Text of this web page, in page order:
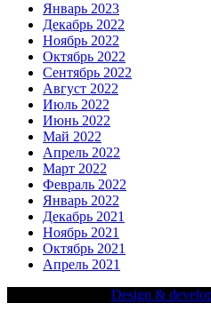
Январь 2023
Декабрь 2022
Ноябрь 2022
Октябрь 2022
Сентябрь 2022
Август 2022
Июль 2022
Июнь 2022
Май 2022
Апрель 2022
Март 2022
Февраль 2022
Январь 2022
Декабрь 2021
Ноябрь 2021
Октябрь 2021
Апрель 2021
Design &